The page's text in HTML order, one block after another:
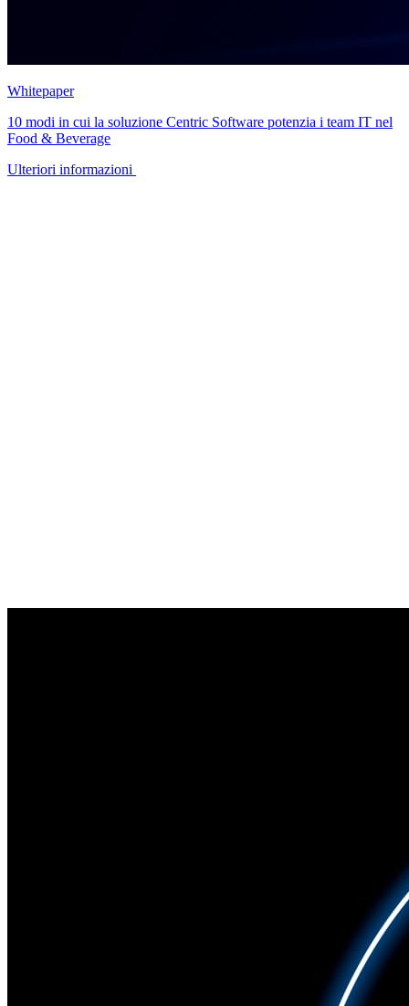
Whitepaper
10 modi in cui la soluzione Centric Software potenzia i team IT nel
Food & Beverage
Ulteriori informazioni